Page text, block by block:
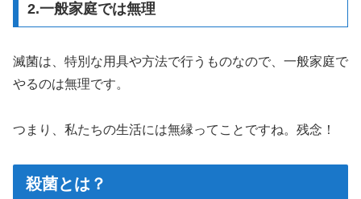
2.一般家庭では無理
滅菌は、特別な用具や方法で行うものなので、一般家庭で
やるのは無理です。
つまり、私たちの生活には無縁ってことですね。残念！
殺菌とは？